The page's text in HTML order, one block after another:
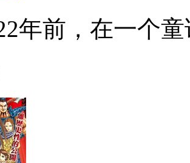
年前，在一个